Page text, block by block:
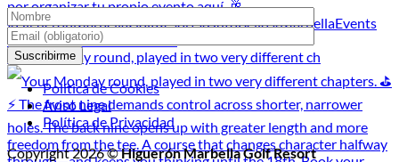
Your Monday round, played in two very different ch
Política de Cookies
Aviso Legal
Política de Privacidad
Copyright 2026 ©Higuerón Marbella Golf Resort